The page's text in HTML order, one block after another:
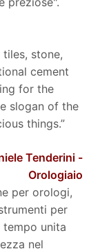
stone,
cement
for the
slogan of the
things.”
Tenderini -
Orologiaio
per orologi,
per
tempo unita
nel